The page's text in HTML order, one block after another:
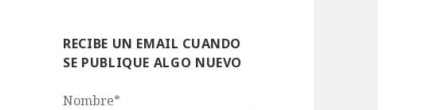
RECIBE UN EMAIL CUANDO
SE PUBLIQUE ALGO NUEVO
Nombre*